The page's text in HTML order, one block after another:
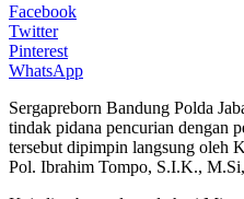
Facebook
Twitter
Pinterest
WhatsApp
Sergapreborn Bandung Polda
tindak pidana pencurian dengan
tersebut dipimpin langsung oleh
Pol. Ibrahim Tompo, S.I.K.,